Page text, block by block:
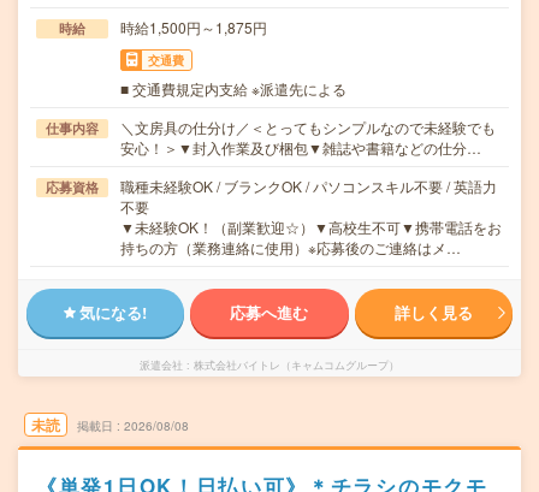
時給 時給1,500円～1,875円
交通費
■ 交通費規定内支給 ※派遣先による
仕事内容
＼文房具の仕分け／＜とってもシンプルなので未経験でも
安心！＞▼封入作業及び梱包▼雑誌や書籍などの仕分…
応募資格
職種未経験OK / ブランクOK / パソコンスキル不要 / 英語力
不要
▼未経験OK！（副業歓迎☆）▼高校生不可▼携帯電話をお
持ちの方（業務連絡に使用）※応募後のご連絡はメ…
気になる! 応募へ進む 詳しく見る
派遣会社 株式会社バイトレ（キャムコムグループ）
未読 掲載日 2026/08/08
《単発1日OK！日払い可》＊チラシのモクモ